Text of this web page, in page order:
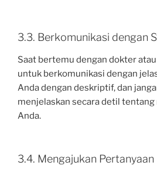
3.3. Berkomunikasi dengan
Saat bertemu dengan dokter
untuk berkomunikasi dengan
Anda dengan deskriptif, dan
menjelaskan secara detil
Anda.
3.4. Mengajukan Pertanyaan